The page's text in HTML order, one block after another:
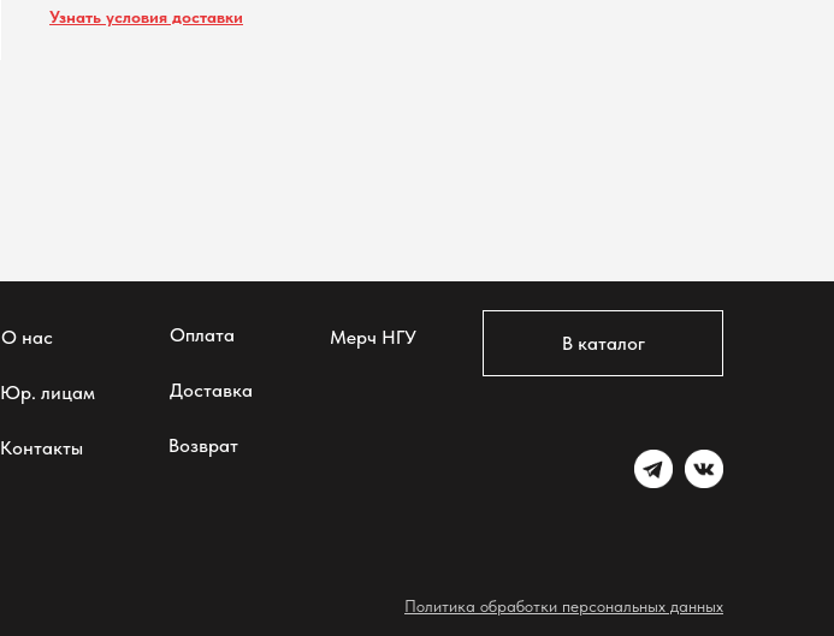
Узнать условия доставки
В каталог
О нас
Юр. лицам
Оплата
Доставка
Возврат
Контакты
Мерч НГУ
Политика обработки персональных данных